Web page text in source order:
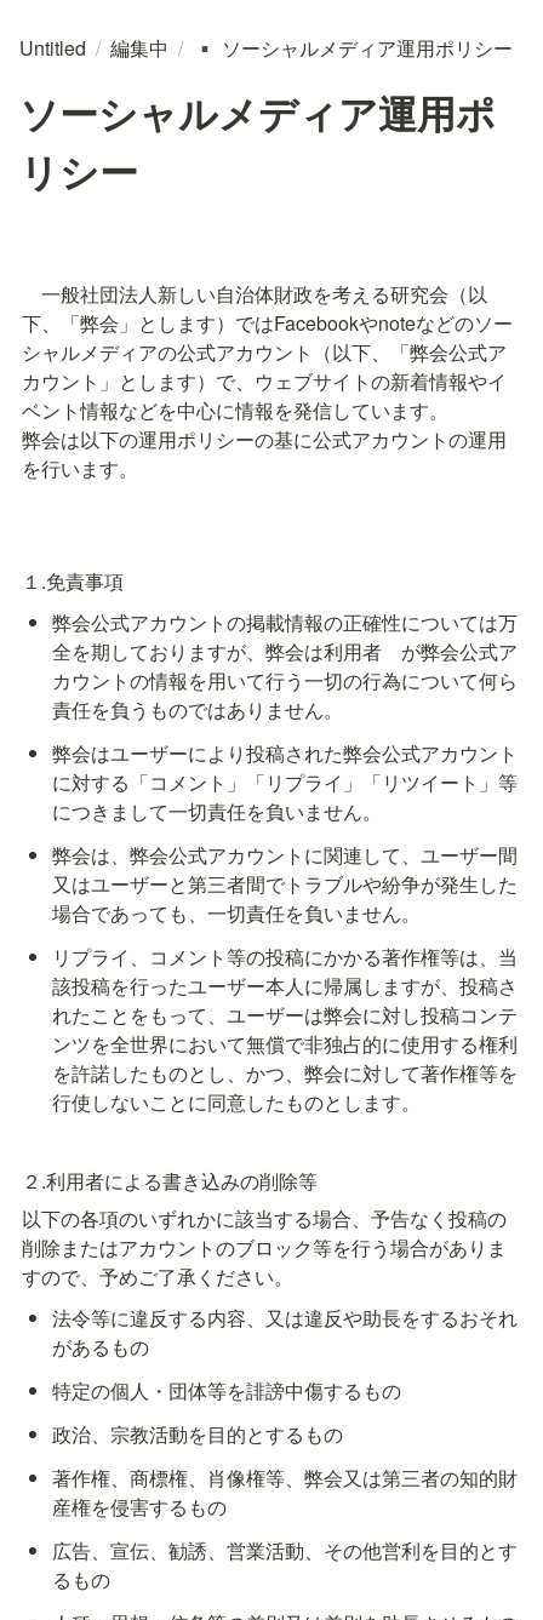
Untitled / 編集中 / ▪️ ソーシャルメディア運用ポリシー
ソーシャルメディア運用ポ
リシー
一般社団法人新しい自治体財政を考える研究会（以
下、「弊会」とします）ではFacebookやnoteなどのソー
シャルメディアの公式アカウント（以下、「弊会公式ア
カウント」とします）で、ウェブサイトの新着情報やイ
ベント情報などを中心に情報を発信しています。
弊会は以下の運用ポリシーの基に公式アカウントの運用
を行います。
１.免責事項
弊会公式アカウントの掲載情報の正確性については万
全を期しておりますが、弊会は利用者　が弊会公式ア
カウントの情報を用いて行う一切の行為について何ら
責任を負うものではありません。
弊会はユーザーにより投稿された弊会公式アカウント
に対する「コメント」「リプライ」「リツイート」等
につきまして一切責任を負いません。
弊会は、弊会公式アカウントに関連して、ユーザー間
又はユーザーと第三者間でトラブルや紛争が発生した
場合であっても、一切責任を負いません。
リプライ、コメント等の投稿にかかる著作権等は、当
該投稿を行ったユーザー本人に帰属しますが、投稿さ
れたことをもって、ユーザーは弊会に対し投稿コンテ
ンツを全世界において無償で非独占的に使用する権利
を許諾したものとし、かつ、弊会に対して著作権等を
行使しないことに同意したものとします。
２.利用者による書き込みの削除等
以下の各項のいずれかに該当する場合、予告なく投稿の
削除またはアカウントのブロック等を行う場合がありま
すので、予めご了承ください。
法令等に違反する内容、又は違反や助長をするおそれ
があるもの
特定の個人・団体等を誹謗中傷するもの
政治、宗教活動を目的とするもの
著作権、商標権、肖像権等、弊会又は第三者の知的財
産権を侵害するもの
広告、宣伝、勧誘、営業活動、その他営利を目的とす
るもの